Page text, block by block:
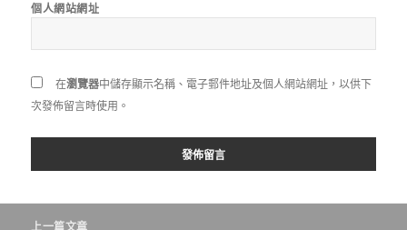
個人網站網址
在瀏覽器中儲存顯示名稱、電子郵件地址及個人網站網址，以供下
次發佈留言時使用。
上一篇文章